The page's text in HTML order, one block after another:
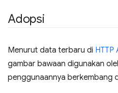
Adopsi
Menurut data terbaru di HTTP
gambar bawaan digunakan
penggunaannya berkembang